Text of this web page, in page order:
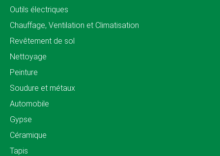
Outils électriques
Chauffage, Ventilation et Climatisation
Revêtement de sol
Nettoyage
Peinture
Soudure et métaux
Automobile
Gypse
Céramique
Tapis